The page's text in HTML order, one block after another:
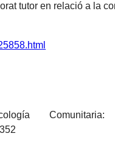
tutor en relació a la
Comunitaria: